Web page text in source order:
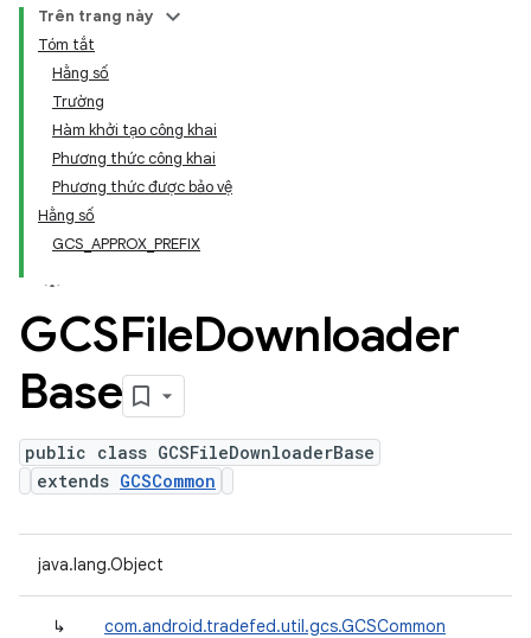
Trên trang này
Tóm tắt
Hằng số
Trường
Hàm khởi tạo công khai
Phương thức công khai
Phương thức được bảo vệ
Hằng số
GCS_APPROX_PREFIX
GCSFileDownloader
Base
public class GCSFileDownloaderBase
extends GCSCommon
java.lang.Object
↳ com.android.tradefed.util.gcs.GCSCommon